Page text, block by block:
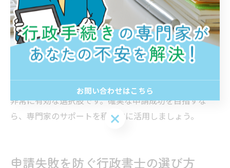
不足している場合、行政書士が具体的な改善案を提示
し、必要な追加資料の準備をサポートします。また、不
許可となった場合の再申請や異議申し立てにも対応可能
です。
申請や滞在期間の短縮など、将来的なリスクを考えると
非常に有効な選択肢です。確実な申請成功を目指すな
ら、専門家のサポートを積極的に活用しましょう。
申請失敗を防ぐ行政書士の選び方
お問い合わせはこちら
お問い合わせはこちら